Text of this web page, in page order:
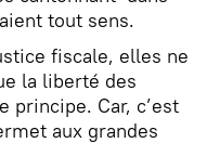
tout sens.
fiscale, elles ne
la liberté des
principe. Car, c’est
aux grandes